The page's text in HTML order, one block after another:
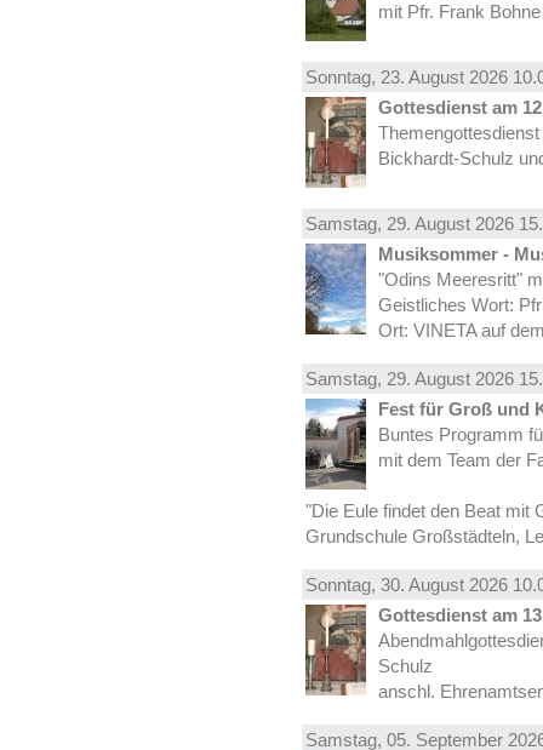
mit Pfr. Frank
Sonntag, 23. August 2026
Gottesdienst am
Bickhardt-Schulz
Samstag, 29. August 2026
Musiksommer -
"Odins Meeresritt"
Geistliches Wort:
Ort: VINETA auf
Samstag, 29. August 2026
Fest für Groß und
Buntes Programm
mit dem Team der
"Die Eule findet den Beat mit
Grundschule Großstädteln,
Sonntag, 30. August 2026
Gottesdienst am
Schulz
anschl.
Samstag, 05. September